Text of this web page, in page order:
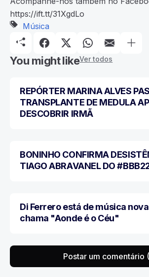
https://ift.tt/31XgdLo
Música
You might likeVer todos
MÚSICA
REPÓRTER MARINA ALVES
TRANSPLANTE DE MEDULA
DESCOBRIR IRMÃ
MÚSICA
BONINHO CONFIRMA
TIAGO ABRAVANEL DO
MÚSICA
Di Ferrero está de música
chama "Aonde é o Céu"
Postar um comentário